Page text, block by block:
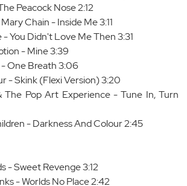
Peacock Nose 2:12
Chain - Inside Me 3:11
You Didn't Love Me Then 3:31
- Mine 3:39
One Breath 3:06
- Skink (Flexi Version) 3:20
The Pop Art Experience - Tune In, Turn
- Darkness And Colour 2:45
- Sweet Revenge 3:12
- Worlds No Place 2:42